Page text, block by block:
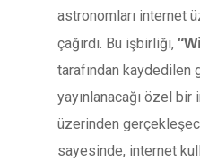
astronomları internet
çağırdı. Bu işbirliği,
tarafından kaydedilen
yayınlanacağı özel
üzerinden
sayesinde, internet